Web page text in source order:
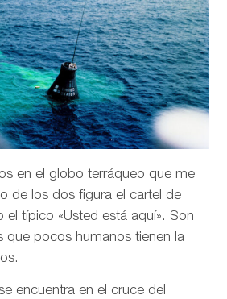
en el globo terráqueo que me
de los dos figura el cartel de
el típico «Usted está aquí». Son
que pocos humanos tienen la
encuentra en el cruce del